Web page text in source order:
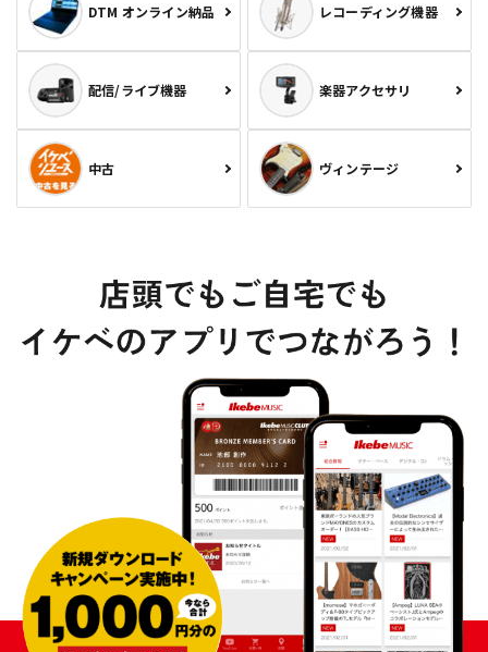
DTM オンライン納品 レコーディング機器
配信/ライブ機器 楽器アクセサリ
中古 ヴィンテージ